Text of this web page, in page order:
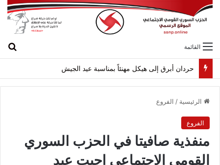
القائمة
حردان أبرق إلى هيكل مهنئاً بمناسبة عيد الجيش
الرئيسية / الفروع
الفروع
منفذية صافيتا في الحزب السوري
القومي الاجتماعي احيت عيد